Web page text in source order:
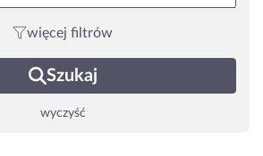
więcej filtrów
Szukaj
wyczyść